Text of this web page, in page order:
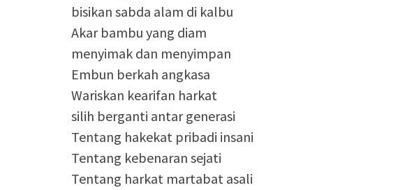
bisikan sabda alam di kalbu
Akar bambu yang diam
menyimak dan menyimpan
Embun berkah angkasa
Wariskan kearifan harkat
silih berganti antar generasi
Tentang hakekat pribadi insani
Tentang kebenaran sejati
Tentang harkat martabat asali